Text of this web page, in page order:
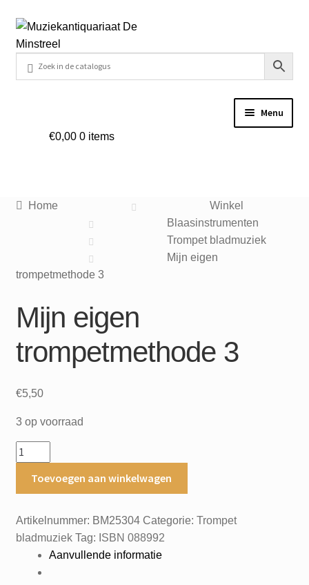
Ga
door
navigatie
Ga
naar
inhoud
Menu
Veel gestelde vragen
€0,00 0 items
Home
Winkel
Blaasinstrumenten
Trompet bladmuziek
Mijn eigen
trompetmethode 3
Mijn eigen
trompetmethode 3
€5,50
3 op voorraad
Mijn
eigen
trompetmethode
aantal
Toevoegen aan winkelwagen
Artikelnummer: BM25304 Categorie: Trompet
bladmuziek Tag: ISBN 088992
Aanvullende informatie